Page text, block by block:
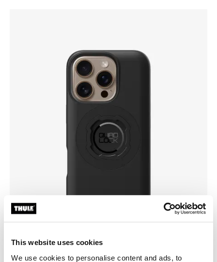
This website uses cookies
We use cookies to personalise content and ads, to